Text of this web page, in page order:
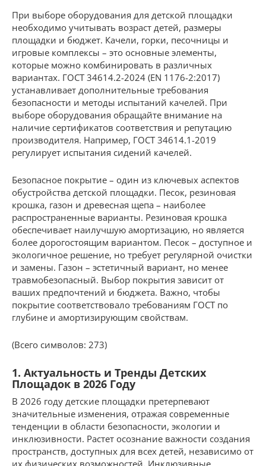
При выборе оборудования для детской площадки
необходимо учитывать возраст детей, размеры
площадки и бюджет. Качели, горки, песочницы и
игровые комплексы – это основные элементы,
которые можно комбинировать в различных
вариантах. ГОСТ 34614.2-2024 (EN 1176-2:2017)
устанавливает дополнительные требования
безопасности и методы испытаний качелей. При
выборе оборудования обращайте внимание на
наличие сертификатов соответствия и репутацию
производителя. Например, ГОСТ 34614.1-2019
регулирует испытания сидений качелей.
Безопасное покрытие – один из ключевых аспектов
обустройства детской площадки. Песок, резиновая
крошка, газон и древесная щепа – наиболее
распространенные варианты. Резиновая крошка
обеспечивает наилучшую амортизацию, но является
более дорогостоящим вариантом. Песок – доступное и
экологичное решение, но требует регулярной очистки
и замены. Газон – эстетичный вариант, но менее
травмобезопасный. Выбор покрытия зависит от
ваших предпочтений и бюджета. Важно, чтобы
покрытие соответствовало требованиям ГОСТ по
глубине и амортизирующим свойствам.
(Всего символов: 273)
1. Актуальность и Тренды Детских
Площадок в 2026 Году
В 2026 году детские площадки претерпевают
значительные изменения, отражая современные
тенденции в области безопасности, экологии и
инклюзивности. Растет осознание важности создания
пространств, доступных для всех детей, независимо от
их физических возможностей. Инклюзивные